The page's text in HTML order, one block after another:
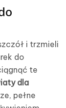
i trzmieli
do
te
dla
pełne